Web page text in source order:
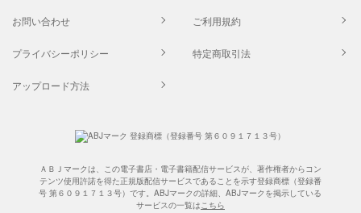
お問い合わせ ご利用規約
プライバシーポリシー 特定商取引法
アップロード方法
ＡＢＪマークは、この電子書店・電子書籍配信サービスが、著作権者からコン
テンツ使用許諾を得た正規版配信サービスであることを示す登録商標（登録番
号 第６０９１７１３号）です。ABJマークの詳細、ABJマークを掲示している
サービスの一覧はこちら